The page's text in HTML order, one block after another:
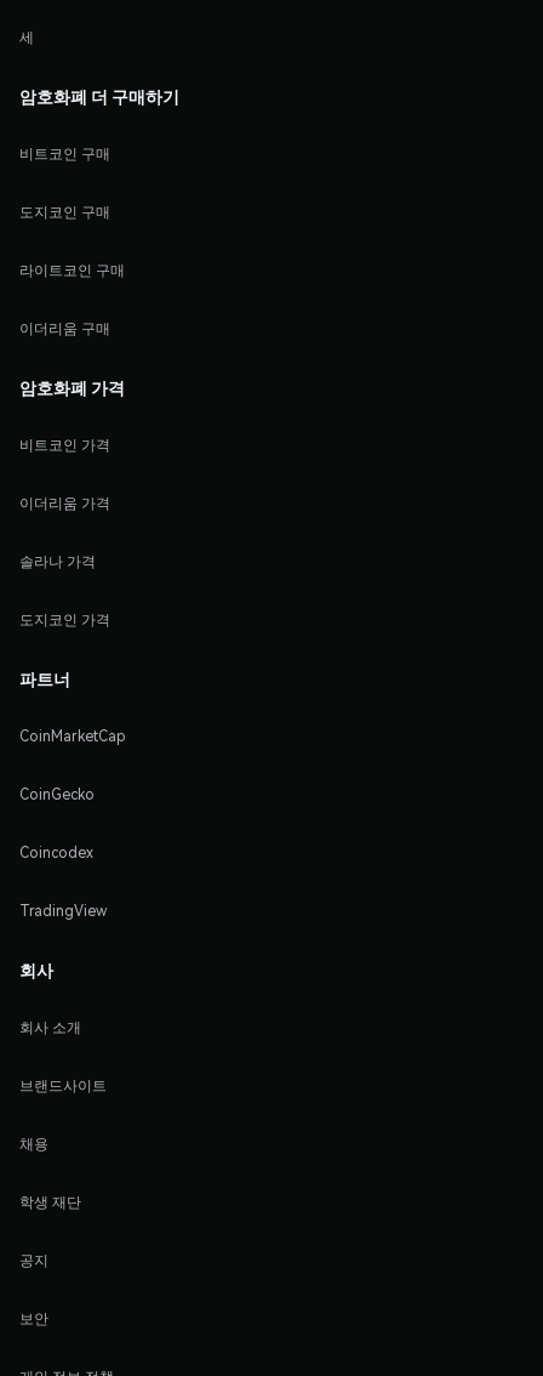
세
암호화폐 더 구매하기
비트코인 구매
도지코인 구매
라이트코인 구매
이더리움 구매
암호화폐 가격
비트코인 가격
이더리움 가격
솔라나 가격
도지코인 가격
파트너
CoinMarketCap
CoinGecko
Coincodex
TradingView
회사
회사 소개
브랜드사이트
채용
학생 재단
공지
보안